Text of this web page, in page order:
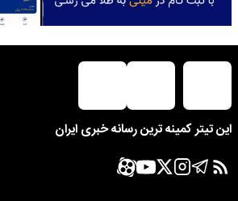
این تیتر کمینه ترین رسانه خبری ایران